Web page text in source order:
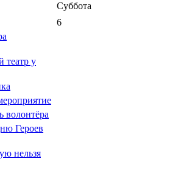
Суббота
театр у
волонтёра
Героев
нельзя
6